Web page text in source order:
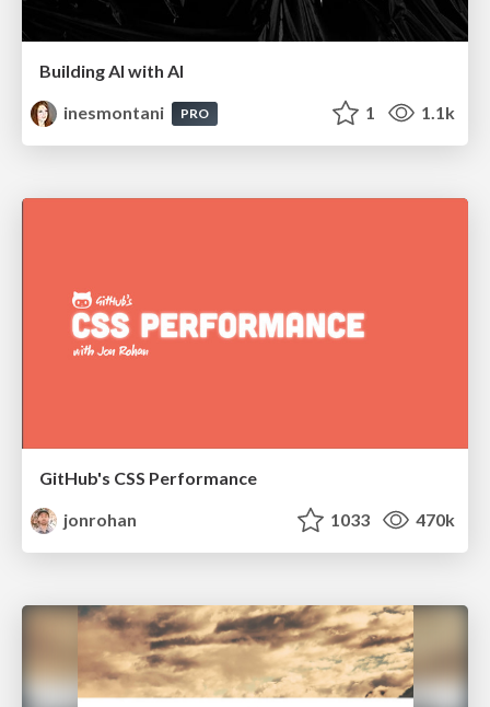
Building AI with AI
inesmontani
PRO 1 1.1k
GitHub's CSS Performance
jonrohan
1033 470k